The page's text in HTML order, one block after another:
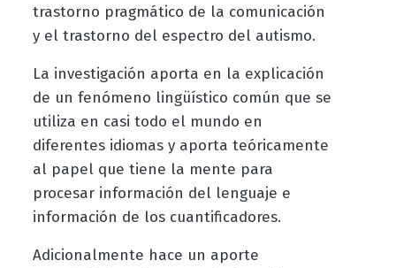
trastorno pragmático de la comunicación
y el trastorno del espectro del autismo.
La investigación aporta en la explicación
de un fenómeno lingüístico común que se
utiliza en casi todo el mundo en
diferentes idiomas y aporta teóricamente
al papel que tiene la mente para
procesar información del lenguaje e
información de los cuantificadores.
Adicionalmente hace un aporte